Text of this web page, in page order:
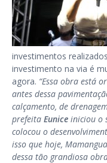
investimentos
investimento na via é
agora. “Essa obra está
antes dessa
calçamento, de
prefeita Eunice iniciou o
colocou o
isso que hoje,
dessa tão grandiosa